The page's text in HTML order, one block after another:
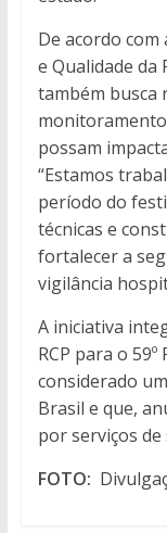
De acordo
e Qualidade da
também busca
possam
“Estamos
período do
técnicas e
fortalecer a
vigilância
A iniciativa
RCP para o
considerado
Brasil e que,
por serviços de
FOTO: